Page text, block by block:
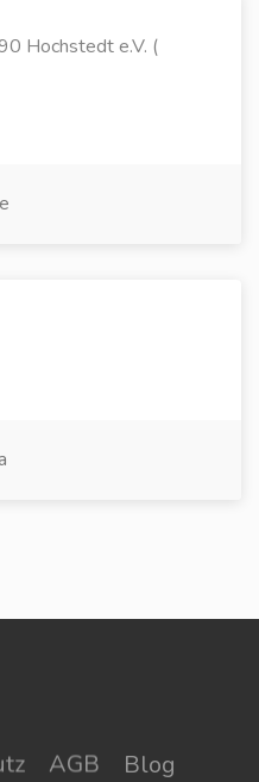
Hochstedt e.V. (
AGB Blog